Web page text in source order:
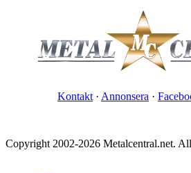
Kontakt · Annonsera ·
Copyright 2002-2026 Metalcentral.net.